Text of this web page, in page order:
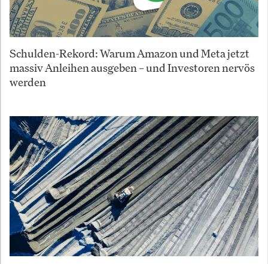
Schulden-Rekord: Warum Amazon und Meta jetzt
massiv Anleihen ausgeben – und Investoren nervös
werden